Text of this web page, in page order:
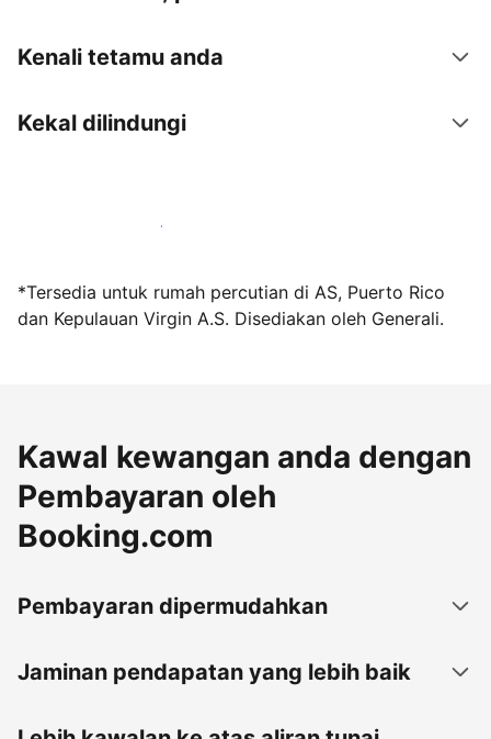
Kenali tetamu anda
Kekal dilindungi
Jadi hos bersama kami hari ini
*Tersedia untuk rumah percutian di AS, Puerto Rico
dan Kepulauan Virgin A.S. Disediakan oleh Generali.
Kawal kewangan anda dengan
Pembayaran oleh
Booking.com
Pembayaran dipermudahkan
Jaminan pendapatan yang lebih baik